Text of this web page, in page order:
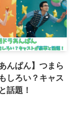
んぱん】つまら
しろい？キャス
話題！